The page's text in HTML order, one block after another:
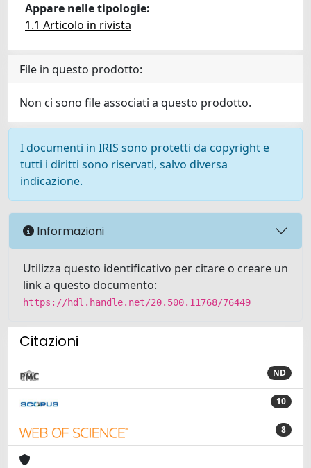
Appare nelle tipologie:
1.1 Articolo in rivista
File in questo prodotto:
Non ci sono file associati a questo prodotto.
I documenti in IRIS sono protetti da copyright e
tutti i diritti sono riservati, salvo diversa
indicazione.
Informazioni
Utilizza questo identificativo per citare o creare un
link a questo documento:
https://hdl.handle.net/20.500.11768/76449
Citazioni
ND
10
8